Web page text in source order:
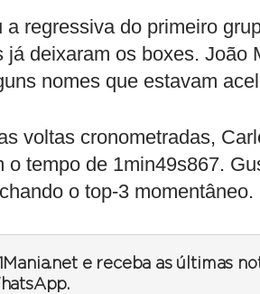
a regressiva do primeiro
já deixaram os boxes.
nomes que estavam
voltas cronometradas,
o tempo de 1min49s867.
o top-3 momentâneo.
e receba as últimas